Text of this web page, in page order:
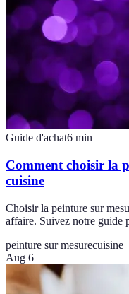
Guide d'achat6 min
Comment choisir la
cuisine
Choisir la peinture sur
affaire. Suivez notre guide
peinture sur mesurecuisine
Aug 6